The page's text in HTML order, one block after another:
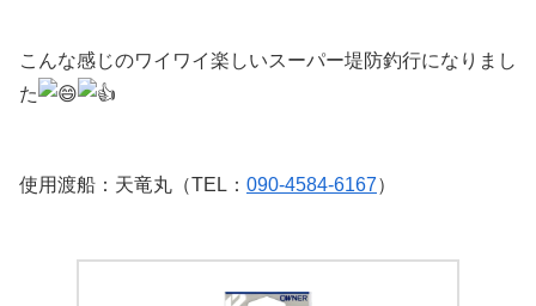
こんな感じのワイワイ楽しいスーパー堤防釣行になりまし
た
使用渡船：天竜丸（TEL： 090-4584-6167）